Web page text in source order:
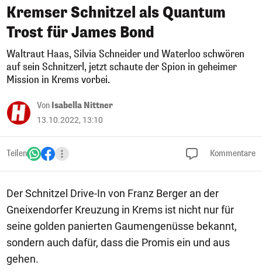
Kremser Schnitzel als Quantum
Trost für James Bond
Waltraut Haas, Silvia Schneider und Waterloo schwören
auf sein Schnitzerl, jetzt schaute der Spion in geheimer
Mission in Krems vorbei.
Von Isabella Nittner
13.10.2022, 13:10
Teilen Kommentare
Der Schnitzel Drive-In von Franz Berger an der
Gneixendorfer Kreuzung in Krems ist nicht nur für
seine golden panierten Gaumengenüsse bekannt,
sondern auch dafür, dass die Promis ein und aus
gehen.